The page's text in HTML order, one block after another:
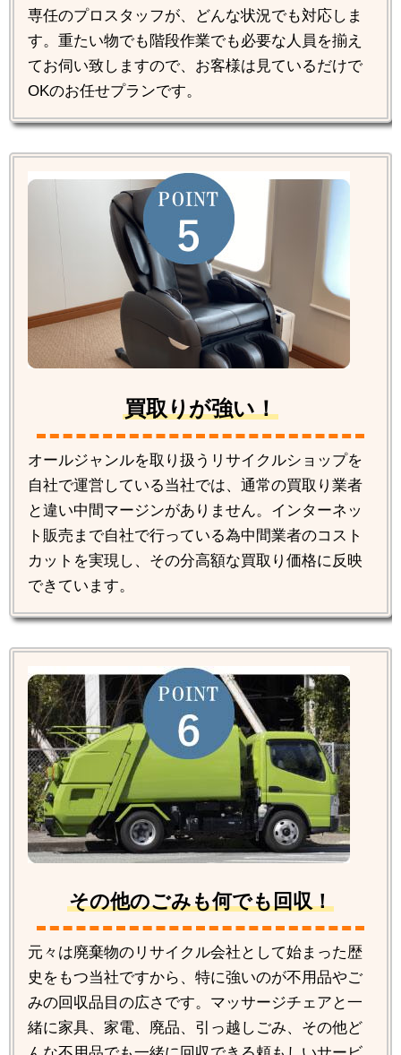
専任のプロスタッフが、どんな状況でも対応しま
す。重たい物でも階段作業でも必要な人員を揃え
てお伺い致しますので、お客様は見ているだけで
OKのお任せプランです。
買取りが強い！
オールジャンルを取り扱うリサイクルショップを
自社で運営している当社では、通常の買取り業者
と違い中間マージンがありません。インターネッ
ト販売まで自社で行っている為中間業者のコスト
カットを実現し、その分高額な買取り価格に反映
できています。
その他のごみも何でも回収！
元々は廃棄物のリサイクル会社として始まった歴
史をもつ当社ですから、特に強いのが不用品やご
みの回収品目の広さです。マッサージチェアと一
緒に家具、家電、廃品、引っ越しごみ、その他ど